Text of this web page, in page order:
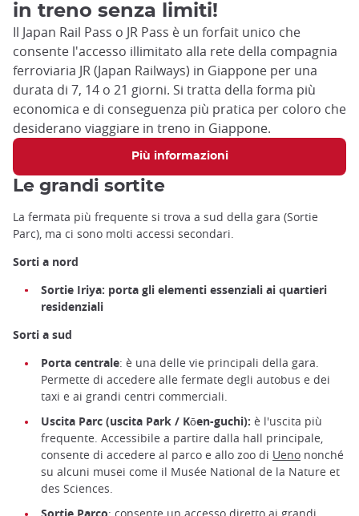
in treno senza limiti!
Il Japan Rail Pass o JR Pass è un forfait unico che
consente l'accesso illimitato alla rete della compagnia
ferroviaria JR (Japan Railways) in Giappone per una
durata di 7, 14 o 21 giorni. Si tratta della forma più
economica e di conseguenza più pratica per coloro che
desiderano viaggiare in treno in Giappone.
Più informazioni
Le grandi sortite
La fermata più frequente si trova a sud della gara (Sortie
Parc), ma ci sono molti accessi secondari.
Sorti a nord
Sortie Iriya: porta gli elementi essenziali ai quartieri
residenziali
Sorti a sud
Porta centrale: è una delle vie principali della gara.
Permette di accedere alle fermate degli autobus e dei
taxi e ai grandi centri commerciali.
Uscita Parc (uscita Park / Kōen-guchi): è l'uscita più
frequente. Accessibile a partire dalla hall principale,
consente di accedere al parco e allo zoo di Ueno nonché
su alcuni musei come il Musée National de la Nature et
des Sciences.